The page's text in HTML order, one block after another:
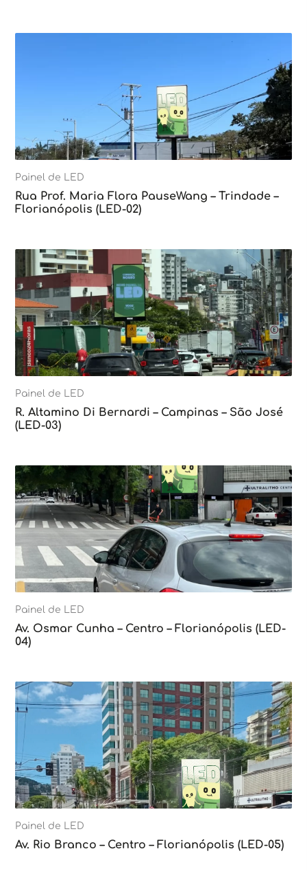
Painel de LED
Rua Prof. Maria Flora PauseWang – Trindade –
Florianópolis (LED-02)
Painel de LED
R. Altamino Di Bernardi – Campinas – São José
(LED-03)
Painel de LED
Av. Osmar Cunha – Centro – Florianópolis (LED-
04)
Painel de LED
Av. Rio Branco – Centro – Florianópolis (LED-05)